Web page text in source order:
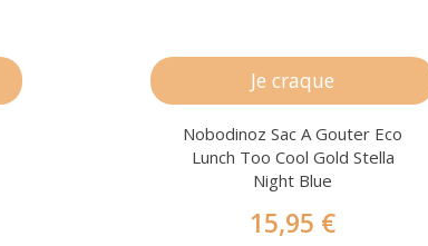
Je craque
Nobodinoz Sac A Gouter Eco
Lunch Too Cool Gold Stella
Night Blue
15,95 €